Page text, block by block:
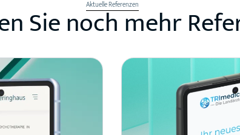
Aktuelle Referenzen
Sie noch mehr